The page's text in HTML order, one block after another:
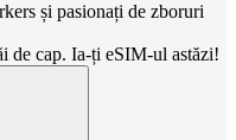
și pasionați de zboruri
de cap. Ia-ți eSIM-ul astăzi!